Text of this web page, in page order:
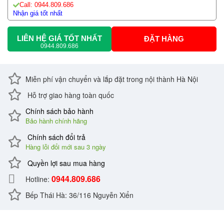
Call: 0944.809.686
Nhận giá tốt nhất
LIÊN HỆ GIÁ TỐT NHẤT
0944.809.686
ĐẶT HÀNG
Miễn phí vận chuyển và lắp đặt trong nội thành Hà Nội
Hỗ trợ giao hàng toàn quốc
Chính sách bảo hành
Bảo hành chính hãng
Chính sách đổi trả
Hàng lỗi đổi mới sau 3 ngày
Quyền lợi sau mua hàng
Hotline: 0944.809.686
Bếp Thái Hà: 36/116 Nguyễn Xiển